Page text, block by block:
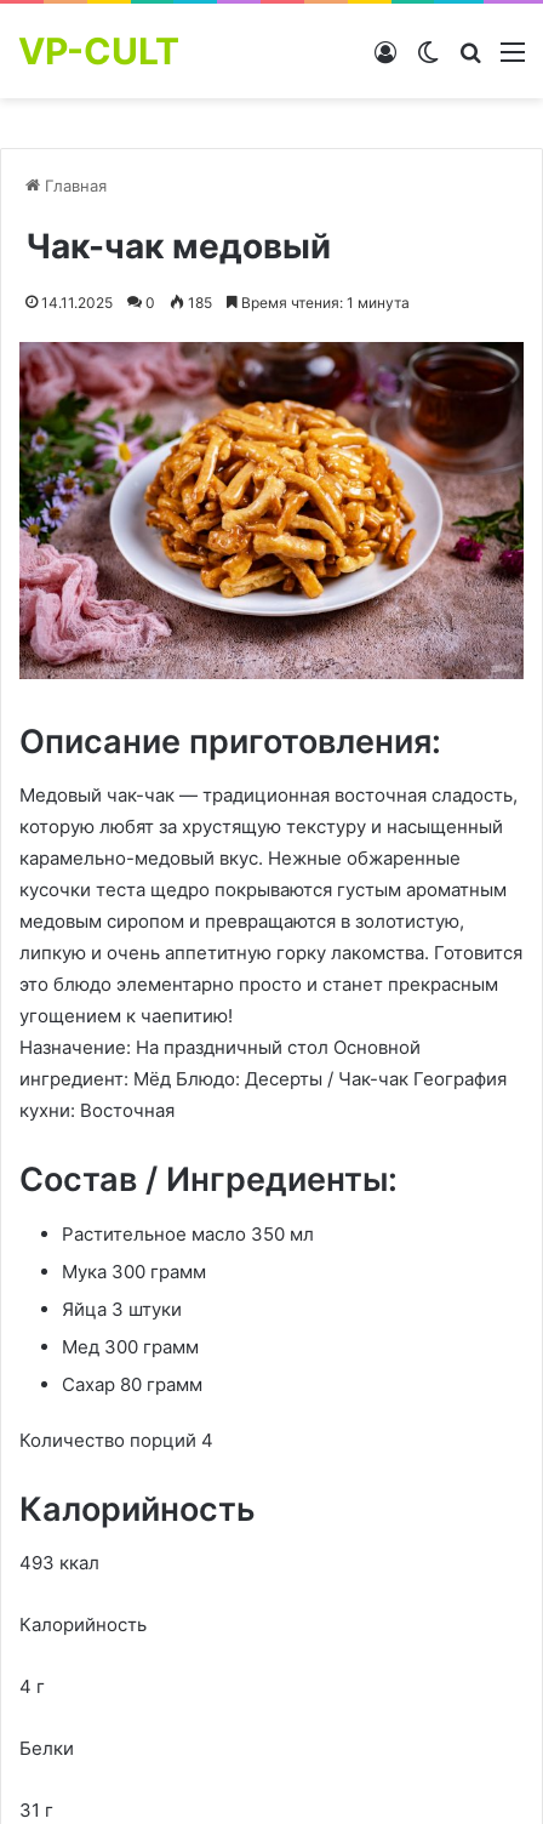
VP-CULT Switch skin
Войти
Главная
Чак-чак медовый
14.11.2025 0 185 Время чтения: 1 минута
Описание приготовления:
Медовый чак-чак — традиционная восточная сладость,
которую любят за хрустящую текстуру и насыщенный
карамельно-медовый вкус. Нежные обжаренные
кусочки теста щедро покрываются густым ароматным
медовым сиропом и превращаются в золотистую,
липкую и очень аппетитную горку лакомства. Готовится
это блюдо элементарно просто и станет прекрасным
угощением к чаепитию!
Назначение: На праздничный стол Основной
ингредиент: Мёд Блюдо: Десерты / Чак-чак География
кухни: Восточная
Состав / Ингредиенты:
Растительное масло 350 мл
Мука 300 грамм
Яйца 3 штуки
Мед 300 грамм
Сахар 80 грамм
Количество порций 4
Калорийность
493 ккал
Калорийность
4 г
Белки
31 г